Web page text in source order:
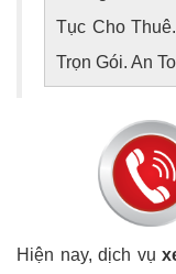
Tục Cho
Trọn Gói. An
Hiện nay, dịch vụ